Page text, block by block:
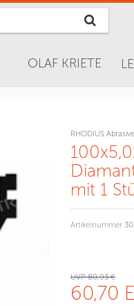
OLAF KRIETE
RHODIUS
mit 1
Artikelnummer
UVP 80,93 €
60,70